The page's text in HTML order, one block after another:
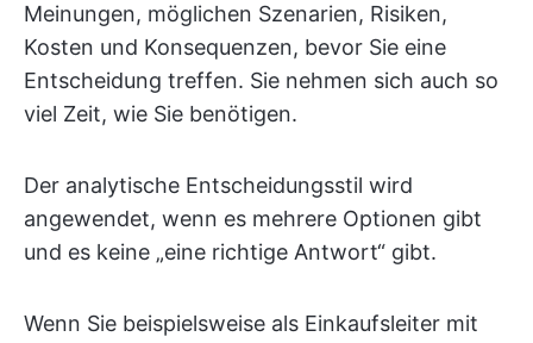
Meinungen, möglichen Szenarien, Risiken,
Kosten und Konsequenzen, bevor Sie eine
Entscheidung treffen. Sie nehmen sich auch so
viel Zeit, wie Sie benötigen.
Der analytische Entscheidungsstil wird
angewendet, wenn es mehrere Optionen gibt
und es keine „eine richtige Antwort“ gibt.
Wenn Sie beispielsweise als Einkaufsleiter mit